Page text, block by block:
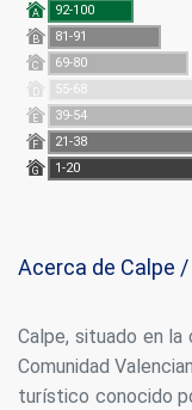
A 92-100
B 81-91
C 69-80
D 55-68
E 39-54
F 21-38
G 1-20
Acerca de Calpe /
Calpe, situado en
Comunidad
turístico conocido